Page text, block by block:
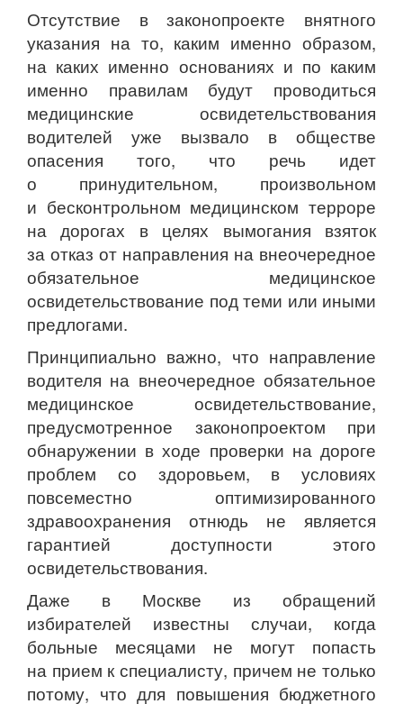
Отсутствие в законопроекте внятного
указания на то, каким именно образом,
на каких именно основаниях и по каким
именно правилам будут проводиться
медицинские освидетельствования
водителей уже вызвало в обществе
опасения того, что речь идет
о принудительном, произвольном
и бесконтрольном медицинском терроре
на дорогах в целях вымогания взяток
за отказ от направления на внеочередное
обязательное медицинское
освидетельствование под теми или иными
предлогами.
Принципиально важно, что направление
водителя на внеочередное обязательное
медицинское освидетельствование,
предусмотренное законопроектом при
обнаружении в ходе проверки на дороге
проблем со здоровьем, в условиях
повсеместно оптимизированного
здравоохранения отнюдь не является
гарантией доступности этого
освидетельствования.
Даже в Москве из обращений
избирателей известны случаи, когда
больные месяцами не могут попасть
на прием к специалисту, причем не только
потому, что для повышения бюджетного